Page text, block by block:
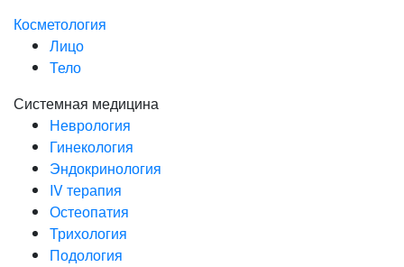
Косметология
Лицо
Тело
Системная медицина
Неврология
Гинекология
Эндокринология
IV терапия
Остеопатия
Трихология
Подология